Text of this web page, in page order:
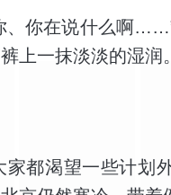
在说什么啊……”
上一抹淡淡的湿
都渴望一些计划